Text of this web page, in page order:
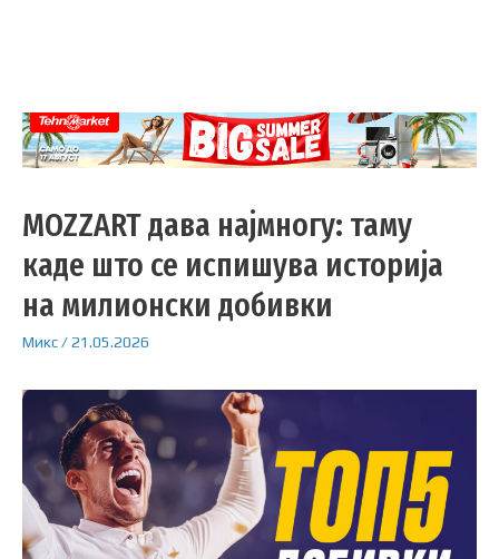
MOZZART дава најмногу: таму
каде што се испишува историја
на милионски добивки
Микс/21.05.2026